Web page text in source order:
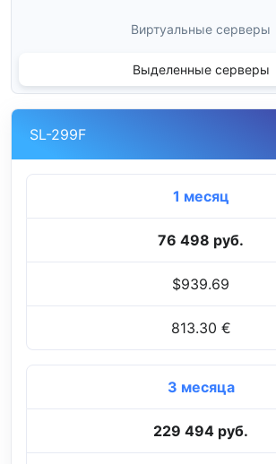
Виртуальные серверы
Выделенные серверы
SL-299F
1 месяц
76 498 руб.
$939.69
813.30 €
3 месяца
229 494 руб.